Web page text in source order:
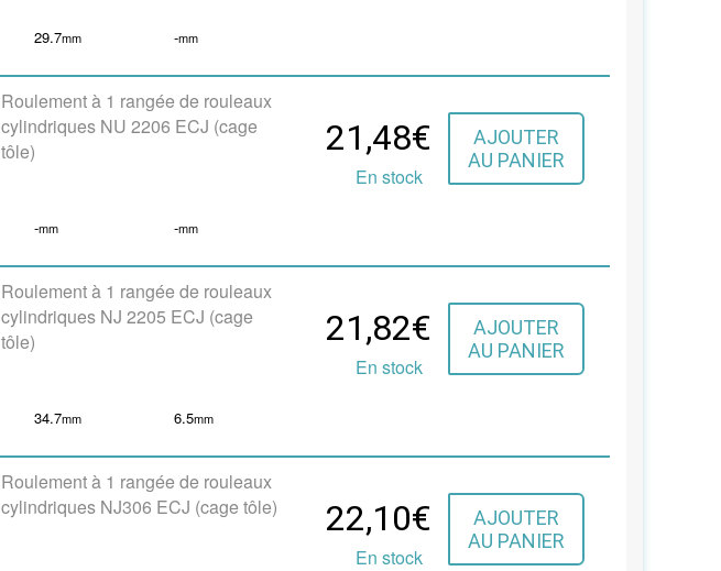
29.7mm -mm
Roulement à 1 rangée de rouleaux
cylindriques NU 2206 ECJ (cage
tôle)
-mm -mm
21,48€
En stock
AJOUTER
AU PANIER
Roulement à 1 rangée de rouleaux
cylindriques NJ 2205 ECJ (cage
tôle)
34.7mm 6.5mm
21,82€
En stock
AJOUTER
AU PANIER
Roulement à 1 rangée de rouleaux
cylindriques NJ306 ECJ (cage tôle)
22,10€
En stock
AJOUTER
AU PANIER